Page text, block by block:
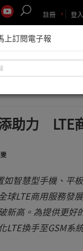
登入
註冊
助力 LTE
如智慧型手機、平
球LTE商用服務發
新高。為提供更好
LTE換手至GSM系
上訂閱電子報